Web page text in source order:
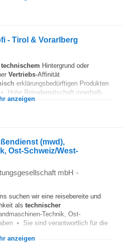
- Tirol & Vorarlberg
technischem Hintergrund oder
Vertriebs-Affinität
erklärungsbedürftigen Produkten
Hohe Reisebereitschaft innerhalb...
anzeigen
(mwd),
Ost-Schweiz/West-
mbH -
suchen wir eine reisebereite und
als technischer
Technik, Ost-
• Sie sind verantwortlich für die
anzeigen